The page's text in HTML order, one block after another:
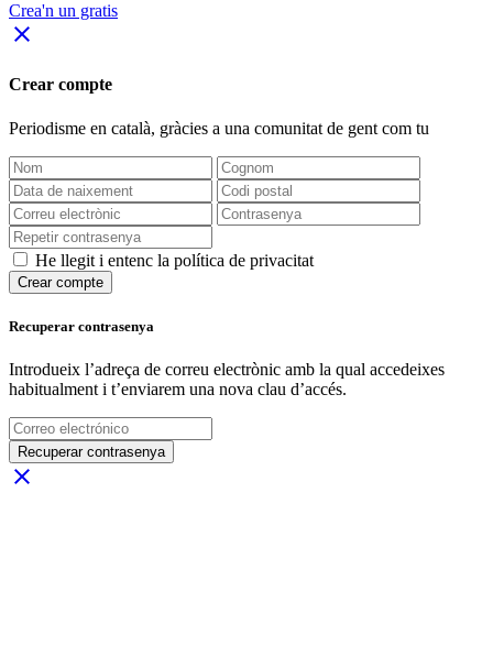
Crea'n un gratis
close
Crear compte
Periodisme en català, gràcies a una comunitat de gent com tu
He llegit i entenc la política de privacitat
Crear compte
Recuperar contrasenya
Introdueix l’adreça de correu electrònic amb la qual accedeixes
habitualment i t’enviarem una nova clau d’accés.
Recuperar contrasenya
close